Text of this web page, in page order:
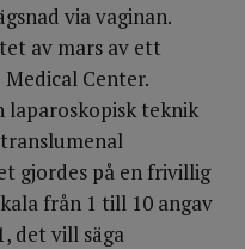
via vaginan.
av mars av ett
Center.
laparoskopisk teknik
gjordes på en frivillig
från 1 till 10 angav
det vill säga